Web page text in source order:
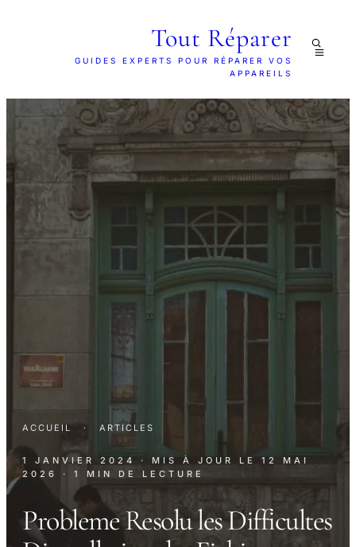
Tout Réparer
GUIDES EXPERTS POUR RÉPARER VOS
APPAREILS
ACCUEIL · ARTICLES
1 JANVIER 2024 · MIS À JOUR LE 12 MAI
2026
· 1 MIN DE LECTURE
Probleme Resolu les Difficultes